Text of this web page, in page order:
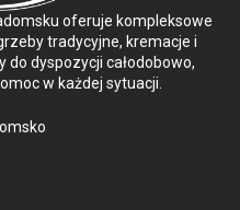
oferuje kompleksowe
tradycyjne, kremacje i
dyspozycji całodobowo,
w każdej sytuacji.